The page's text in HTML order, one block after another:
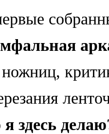
здесь делаю